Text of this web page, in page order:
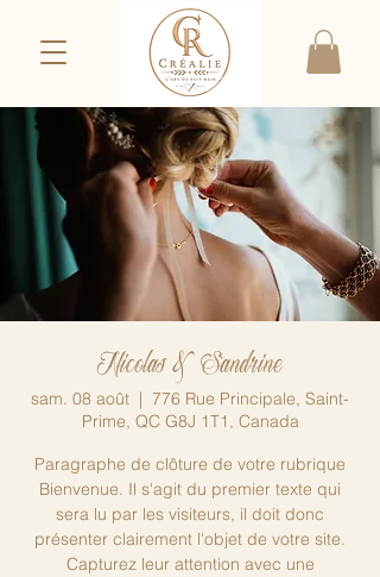
Nicolas & Sandrine
sam. 08 août
  |
776 Rue Principale, Saint-
Prime, QC G8J 1T1, Canada
Paragraphe de clôture de votre rubrique
Bienvenue. Il s'agit du premier texte qui
sera lu par les visiteurs, il doit donc
présenter clairement l'objet de votre site.
Capturez leur attention avec une